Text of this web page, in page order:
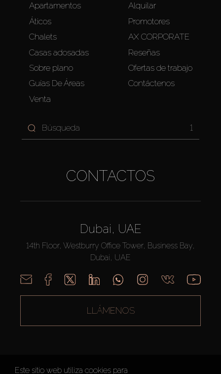
Apartamentos
Áticos
Chalets
Casas adosadas
Sobre plano
Guías De Áreas
Venta
Alquilar
Promotores
AX CORPORATE
Reseñas
Ofertas de trabajo
Contáctenos
1
CONTACTOS
Dubai, UAE
14th Floor, Westburry Office Tower, Business Bay,
Dubai, UAE
LLÁMENOS
Este sitio web utiliza cookies para